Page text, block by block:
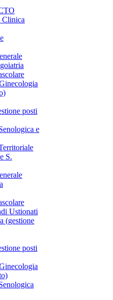
posti
e
S.
Ustionati
(gestione
posti